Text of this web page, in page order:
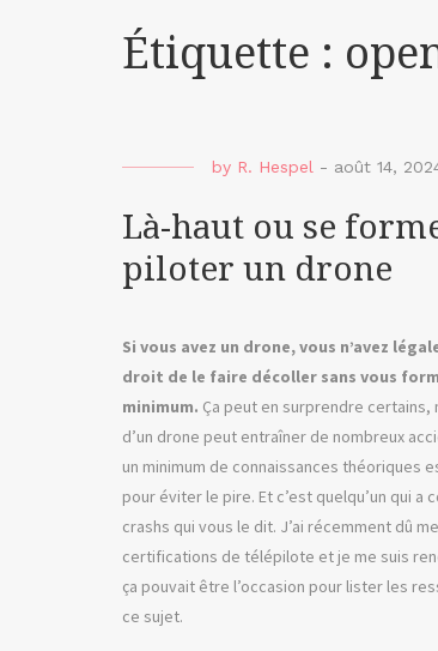
Étiquette :
by R. Hespel - août 14,
Là-haut ou se
piloter un drone
Si vous avez un drone, vous n’avez
droit de le faire décoller sans vous
minimum. Ça peut en surprendre certains,
d’un drone peut entraîner de nombreux
un minimum de connaissances théoriques
pour éviter le pire. Et c’est quelqu’un qui a
crashs qui vous le dit. J’ai récemment dû
certifications de télépilote et je me suis
ça pouvait être l’occasion pour lister les
ce sujet.